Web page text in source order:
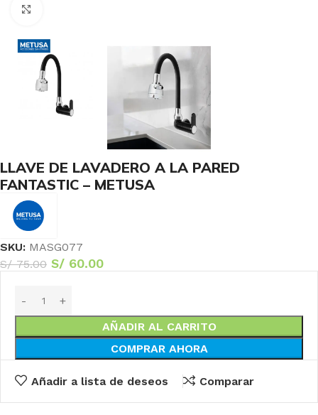
LLAVE DE LAVADERO A LA PARED
FANTASTIC – METUSA
SKU: MASG077
S/75.00 S/ 60.00
AÑADIR AL CARRITO
COMPRAR AHORA
Añadir a lista de deseos Comparar